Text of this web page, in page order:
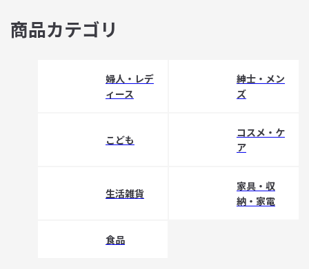
商品カテゴリ
婦人・レデ
ィース
紳士・メン
ズ
こども
コスメ・ケ
ア
生活雑貨
家具・収
納・家電
食品